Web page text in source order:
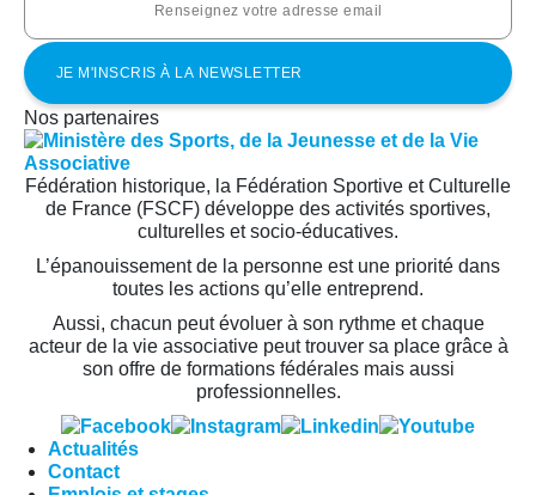
Nos partenaires
Fédération historique, la Fédération Sportive et Culturelle
de France (FSCF) développe des activités sportives,
culturelles et socio-éducatives.
L’épanouissement de la personne est une priorité dans
toutes les actions qu’elle entreprend.
Aussi, chacun peut évoluer à son rythme et chaque
acteur de la vie associative peut trouver sa place grâce à
son offre de formations fédérales mais aussi
professionnelles.
Actualités
Contact